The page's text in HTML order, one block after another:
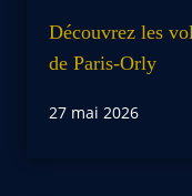
Découvrez les
de Paris-Orly
27 mai 2026